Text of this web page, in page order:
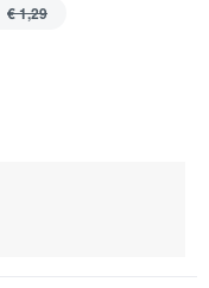
€ 1,29